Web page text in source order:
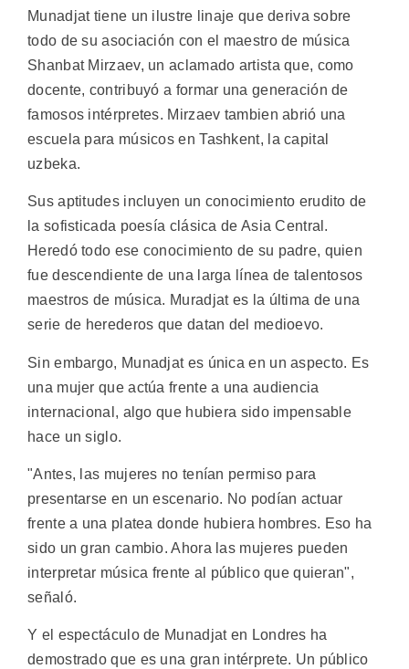
Munadjat tiene un ilustre linaje que deriva sobre
todo de su asociación con el maestro de música
Shanbat Mirzaev, un aclamado artista que, como
docente, contribuyó a formar una generación de
famosos intérpretes. Mirzaev tambien abrió una
escuela para músicos en Tashkent, la capital
uzbeka.
Sus aptitudes incluyen un conocimiento erudito de
la sofisticada poesía clásica de Asia Central.
Heredó todo ese conocimiento de su padre, quien
fue descendiente de una larga línea de talentosos
maestros de música. Muradjat es la última de una
serie de herederos que datan del medioevo.
Sin embargo, Munadjat es única en un aspecto. Es
una mujer que actúa frente a una audiencia
internacional, algo que hubiera sido impensable
hace un siglo.
"Antes, las mujeres no tenían permiso para
presentarse en un escenario. No podían actuar
frente a una platea donde hubiera hombres. Eso ha
sido un gran cambio. Ahora las mujeres pueden
interpretar música frente al público que quieran",
señaló.
Y el espectáculo de Munadjat en Londres ha
demostrado que es una gran intérprete. Un público